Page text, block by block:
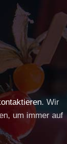
. Wir
um immer auf